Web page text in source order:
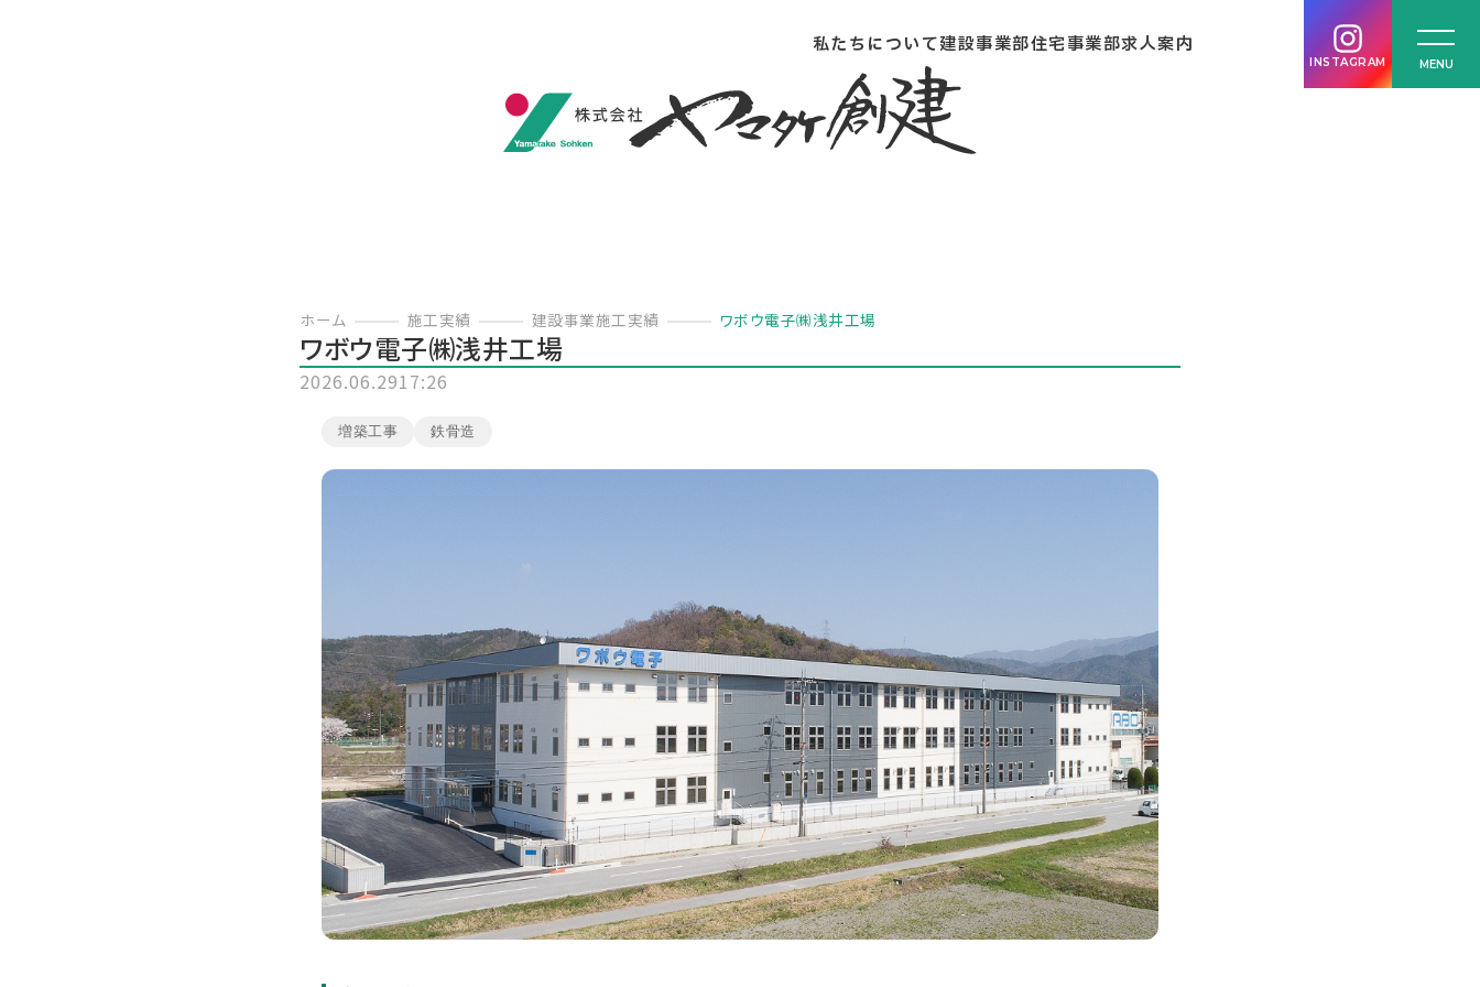
私たちについて建設事業部住宅事業部求人案内
INSTAGRAM MENU
ホーム 施工実績 建設事業施工実績 ワボウ電子㈱浅井工場
ワボウ電子㈱浅井工場
2026.06.2917:26
増築工事 鉄骨造